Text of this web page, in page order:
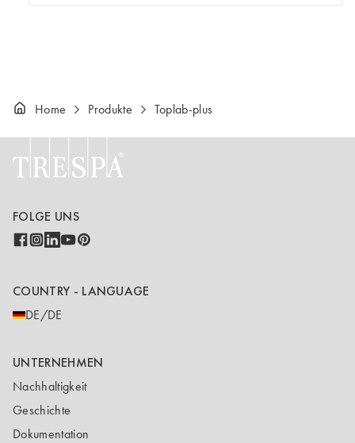
Home Produkte Toplab-plus
FOLGE UNS
COUNTRY - LANGUAGE
DE/DE
UNTERNEHMEN
Nachhaltigkeit
Geschichte
Dokumentation